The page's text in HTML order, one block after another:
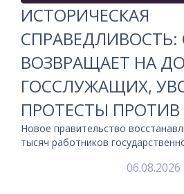
ИСТОРИЧЕСКАЯ
СПРАВЕДЛИВОСТЬ:
ВОЗВРАЩАЕТ НА
ГОССЛУЖАЩИХ,
ПРОТЕСТЫ ПРОТИВ
Новое правительство
тысяч работников
06.08.2026